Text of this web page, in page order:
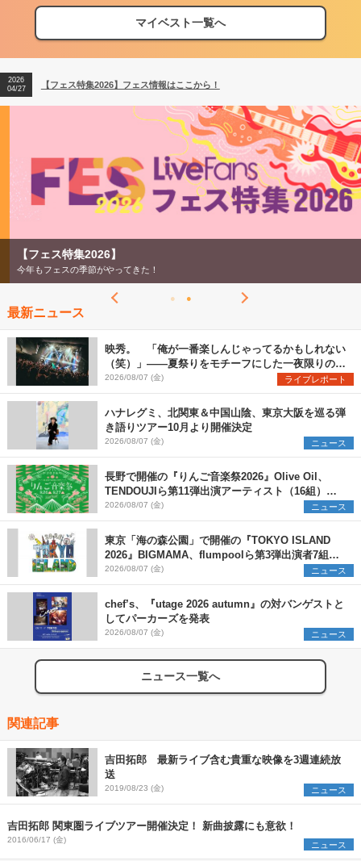
マイベスト一覧へ
【フェス特集2026】フェス情報はここから！
【ライブ動員ランキング】2026年上半期編発表！
2026
04/27
【フェス特集2026】フェス情報はここから！
2026
【ライブ動員ランキング】2026年上半期編発表！
【フェス特集2026】
今年もフェスの季節がやってきた！
最新ニュース
映秀。 「俺が一番楽しんじゃってるかもしれない
（笑）」――夏祭りをモチーフにした一夜限りのス
ペシャルライブ『色祭』レポート
2026/08/07 (金) ライブレポート
ハナレグミ、北関東＆中国山陰、東京大阪を巡る弾
き語りツアー10月より開催決定
2026/08/07 (金) ニュース
長野で開催の『りんご音楽祭2026』Olive Oil、
TENDOUJIら第11弾出演アーティスト（16組）を
発表
2026/08/07 (金) ニュース
東京「海の森公園」で開催の『TOKYO ISLAND
2026』BIGMAMA、flumpoolら第3弾出演者7組を
発表 ワークショップ・アート出展者を募集
2026/08/07 (金) ニュース
chef’s、『utage 2026 autumn』の対バンゲストと
してパーカーズを発表
2026/08/07 (金) ニュース
ニュース一覧へ
関連記事
吉田拓郎 最新ライブ含む貴重な映像を3週連続放
送
2019/08/23 (金) ニュース
吉田拓郎 関東圏ライブツアー開催決定！ 新曲披露にも意欲！
2016/06/17 (金) ニュース